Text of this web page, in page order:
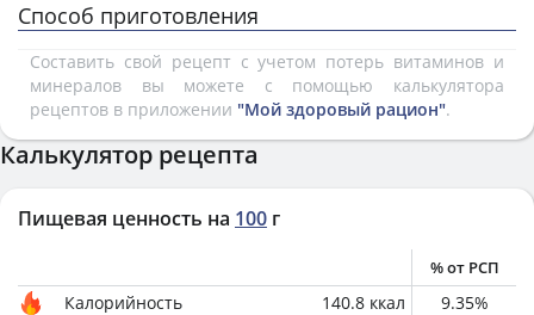
Способ приготовления
Составить свой рецепт с учетом потерь витаминов и
минералов вы можете с помощью калькулятора
рецептов в приложении "Мой здоровый рацион".
Калькулятор рецепта
Пищевая ценность на 100 г
% от РСП
Калорийность 140.8 ккал 9.35%